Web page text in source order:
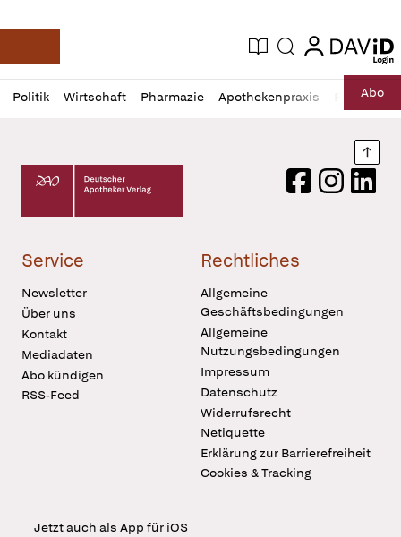
Deutsche Apotheker Zeitung
Aktuelle Ausgabe
Suche login
login
Politik Wirtschaft Pharmazie Apothekenpraxis RechtAbo
Profil
öffnen
Daz
Pur
Deutscher Apotheker Verlag Logo
FacebookInstagram
Service
Newsletter
Über uns
Kontakt
Mediadaten
Abo kündigen
RSS-Feed
Rechtliches
Allgemeine
Geschäftsbedingungen
Allgemeine
Nutzungsbedingungen
Impressum
Datenschutz
Widerrufsrecht
Netiquette
Erklärung zur Barrierefreiheit
Cookies & Tracking
Jetzt auch als App für iOS